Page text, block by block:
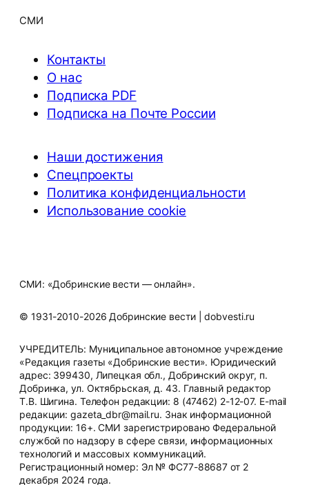
СМИ
Контакты
О нас
Подписка PDF
Подписка на Почте России
Наши достижения
Спецпроекты
Политика конфиденциальности
Использование cookie
СМИ: «Добринские вести — онлайн».
© 1931-2010-2026 Добринские вести | dobvesti.ru
УЧРЕДИТЕЛЬ: Муниципальное автономное учреждение
«Редакция газеты «Добринские вести». Юридический
адрес: 399430, Липецкая обл., Добринский округ, п.
Добринка, ул. Октябрьская, д. 43. Главный редактор
Т.В. Шигина. Телефон редакции: 8 (47462) 2-12-07. E-mail
редакции: gazeta_dbr@mail.ru. Знак информационной
продукции: 16+. СМИ зарегистрировано Федеральной
службой по надзору в сфере связи, информационных
технологий и массовых коммуникаций.
Регистрационный номер: Эл № ФС77-88687 от 2
декабря 2024 года.